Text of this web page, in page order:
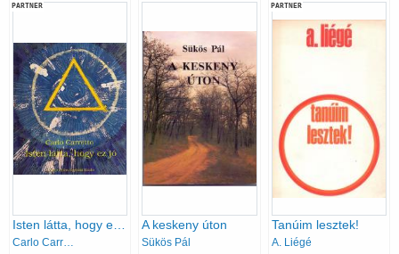
PARTNER
A keskeny úton
Sükös Pál
PARTNER
Tanúim lesztek!
A. Liégé